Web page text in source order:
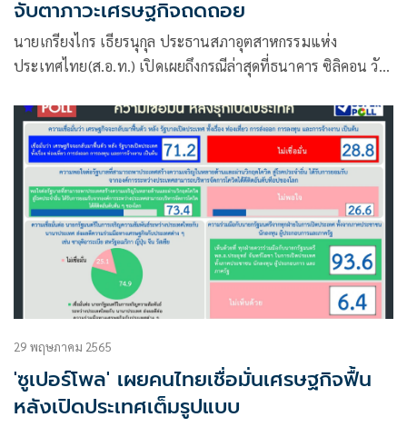
จับตาภาวะเศรษฐกิจถดถอย
นายเกรียงไกร เธียรนุกุล ประธานสภาอุตสาหกรรมแห่ง
ประเทศไทย(ส.อ.ท.) เปิดเผยถึงกรณีล่าสุดที่ธนาคาร ซิลิคอน วัล
ปิดตัวลง
29 พฤษภาคม 2565
'ซูเปอร์โพล' เผยคนไทยเชื่อมั่นเศรษฐกิจฟื้น
หลังเปิดประเทศเต็มรูปแบบ